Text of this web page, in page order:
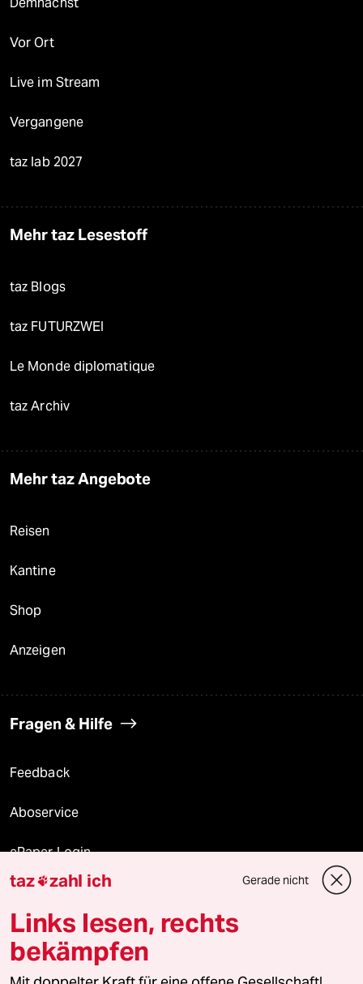
Vor Ort
Live im Stream
Vergangene
taz lab 2027
Mehr taz Lesestoff
taz Blogs
taz FUTURZWEI
Le Monde diplomatique
taz Archiv
Mehr taz Angebote
Reisen
Kantine
Shop
Anzeigen
Fragen & Hilfe
Feedback
Aboservice
ePaper Login
Downloads für Abonnierende
© 2026 taz Verlags und Vertriebs GmbH
Alle Rechte vorbehalten. Bei rechtlichen Fragen oder für Genehmigungen
taz zahl ich Gerade nicht
Links lesen, rechts
bekämpfen